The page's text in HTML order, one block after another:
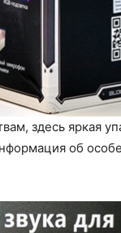
здесь яркая
об